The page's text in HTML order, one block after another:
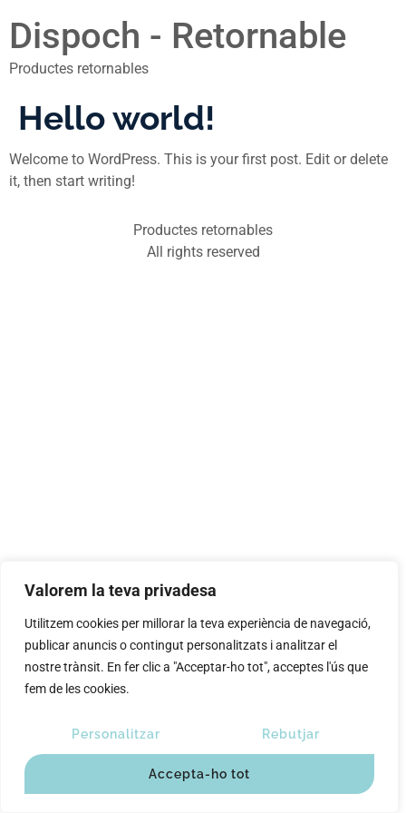
Valorem la teva privadesa
Utilitzem cookies per millorar la teva experiència de navegació,
publicar anuncis o contingut personalitzats i analitzar el
nostre trànsit. En fer clic a "Acceptar-ho tot", acceptes l'ús que
fem de les cookies.
Personalitzar Rebutjar
Accepta-ho tot
Dispoch - Retornable
Productes retornables
Hello world!
Welcome to WordPress. This is your first post. Edit or delete
it, then start writing!
Productes retornables
All rights reserved